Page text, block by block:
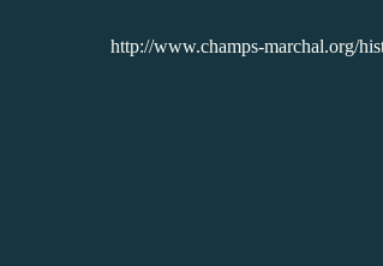
http://www.champs-marchal.org/